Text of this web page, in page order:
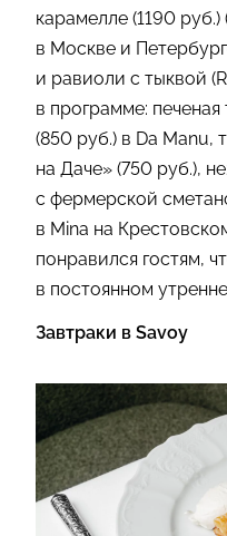
карамелле (1190
в Москве и
и равиоли с тыквой
в программе:
(850 руб.) в Da Manu,
на Даче» (750 руб.),
с фермерской
в Mina на
понравился гостям,
в постоянном
Завтраки в Savoy